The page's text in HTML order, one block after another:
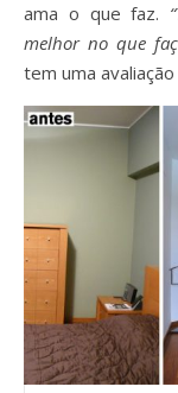
ama o que faz.
melhor no que
tem uma